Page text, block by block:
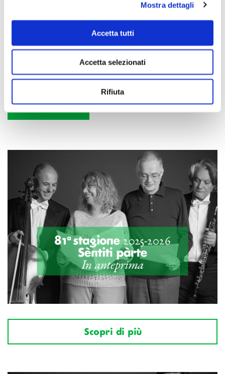
Mostra dettagli
Accetta tutti
Accetta selezionati
Rifiuta
Kodò – 30th Anniversary One Earth World Tour
VAI ALLE FOTO
Scopri di più